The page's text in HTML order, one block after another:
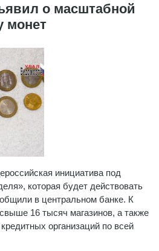
о масштабной
монет
инициатива под
которая будет действовать
в центральном банке. К
16 тысяч магазинов, а также
организаций по всей